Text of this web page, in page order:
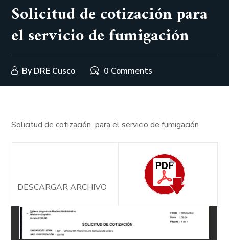
Solicitud de cotización para
el servicio de fumigación
By DRE Cusco 0 Comments
Solicitud de cotización para el servicio de fumigación
DESCARGAR ARCHIVO